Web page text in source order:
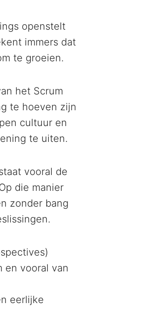
openstelt
immers dat
te groeien.
het Scrum
te hoeven zijn
cultuur en
te uiten.
vooral de
die manier
zonder bang
en vooral van
eerlijke